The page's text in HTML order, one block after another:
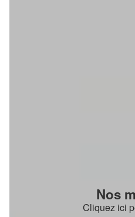
Nos
Cliquez ici